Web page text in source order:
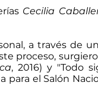
Cecilia
a través de
proceso,
, 2016) y "Todo
el Salón